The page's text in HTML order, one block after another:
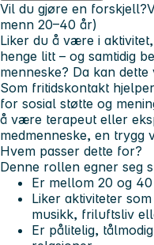
Vil du gjøre en forskjell?
menn 20–40 år)
Liker du å være i
henge litt – og samtidig
menneske? Da kan
Som fritidskontakt
for sosial støtte og
å være terapeut eller
medmenneske, en trygg
Hvem passer dette for?
Denne rollen egner seg
Er mellom 20 og
Liker aktiviteter
musikk, friluftsliv
Er pålitelig,